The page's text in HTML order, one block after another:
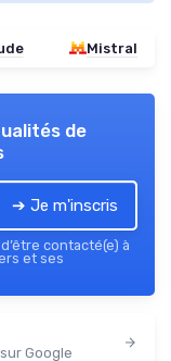
Mistral
de
➔ Je m'inscris
contacté(e) à
et ses
Google